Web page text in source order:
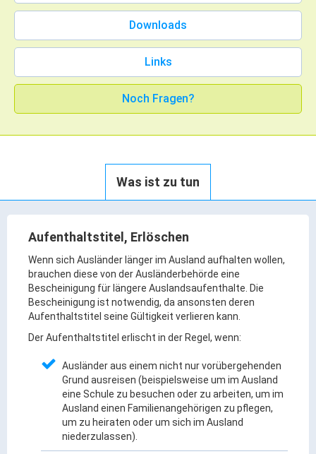
Wo erledige ich was
Rathaus Digital
Bauflächen & Förderung
Kontakt
Wetter & Unwetter
Internet Portale
Oberbürgermeister
Bürgermeister / Bürgermeisterin
Stadtrat & Sitzungen
Beauftragte des Stadtrats
Abteilungen & Sachgebiete
Ortsrecht & Bekanntmachungen
Bauleitplanung & Stadtentwicklung
Stellenangebote
Haushaltsplan
Wahlen
Downloads
Links
Noch Fragen?
Was ist zu tun
Aufenthaltstitel, Erlöschen
Wenn sich Ausländer länger im Ausland aufhalten wollen,
brauchen diese von der Ausländerbehörde eine
Bescheinigung für längere Auslandsaufenthalte. Die
Bescheinigung ist notwendig, da ansonsten deren
Aufenthaltstitel seine Gültigkeit verlieren kann.
Der Aufenthaltstitel erlischt in der Regel, wenn:
Ausländer aus einem nicht nur vorübergehenden
Grund ausreisen (beispielsweise um im Ausland
eine Schule zu besuchen oder zu arbeiten, um im
Ausland einen Familienangehörigen zu pflegen,
um zu heiraten oder um sich im Ausland
niederzulassen).